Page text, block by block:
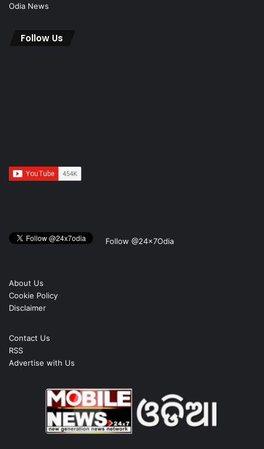
Odia News
Follow Us
Follow @24x7Odia
About Us
Cookie Policy
Disclaimer
Contact Us
RSS
Advertise with Us